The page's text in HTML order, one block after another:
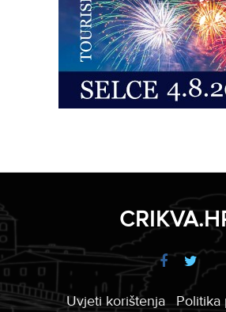
Uvjeti korištenja
Politika